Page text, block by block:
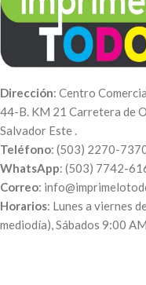
Dirección: Centro
44-B. KM 21 Carretera de
Salvador Este .
Teléfono: (503) 2270-
WhatsApp: (503) 7742-
Correo:
Horarios: Lunes a viernes
mediodía), Sábados 9:00